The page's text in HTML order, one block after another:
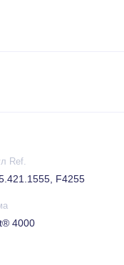
Ref.
F4255
4000